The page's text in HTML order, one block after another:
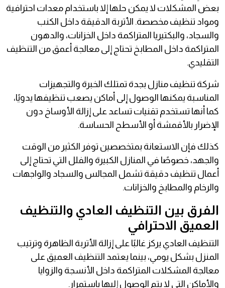
بعض المشكلات لا يمكن حلها إلا باستخدام معدات احترافية
ومواد تنظيف مخصصة. الأتربة الدقيقة داخل الكنب
والسجاد، والبكتيريا المتراكمة داخل الخزانات، والدهون
المتراكمة داخل المطابخ تحتاج إلى معالجة أعمق من التنظيف
التقليدي.
شركة تنظيف منازل بجدة تمتلك الخبرة والتجهيزات
المناسبة يمكنها الوصول إلى أماكن يصعب تنظيفها يدويًا،
كما أنها تستخدم تقنيات تساعد على إزالة الأوساخ دون
الإضرار بالأقمشة أو الأسطح الحساسة.
كذلك فإن الاستعانة بمتخصصين توفر الكثير من الوقت
والجهد، خصوصًا في المنازل الكبيرة والفلل التي تحتاج إلى
أعمال تنظيف دقيقة تشمل المجالس والسجاد والواجهات
والرخام والمطابخ والخزانات.
الفرق بين التنظيف العادي والتنظيف
العميق الاحترافي
التنظيف العادي يركز غالبًا على إزالة الأتربة الظاهرة وترتيب
المنزل بشكل يومي، بينما يعتمد التنظيف العميق على
معالجة المشكلات المتراكمة داخل الأنسجة والزوايا
والأماكن التي لا يتم الوصول إليها باستمرار.